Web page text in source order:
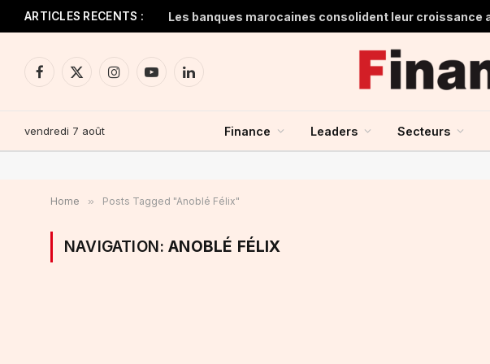
ARTICLES RECENTS :
Facebook
X
InstagramYouTubeLinkedIn
vendredi 7 août Finance Leaders Secteurs
Home » Posts Tagged "Anoblé Félix"
NAVIGATION:ANOBLÉ FÉLIX